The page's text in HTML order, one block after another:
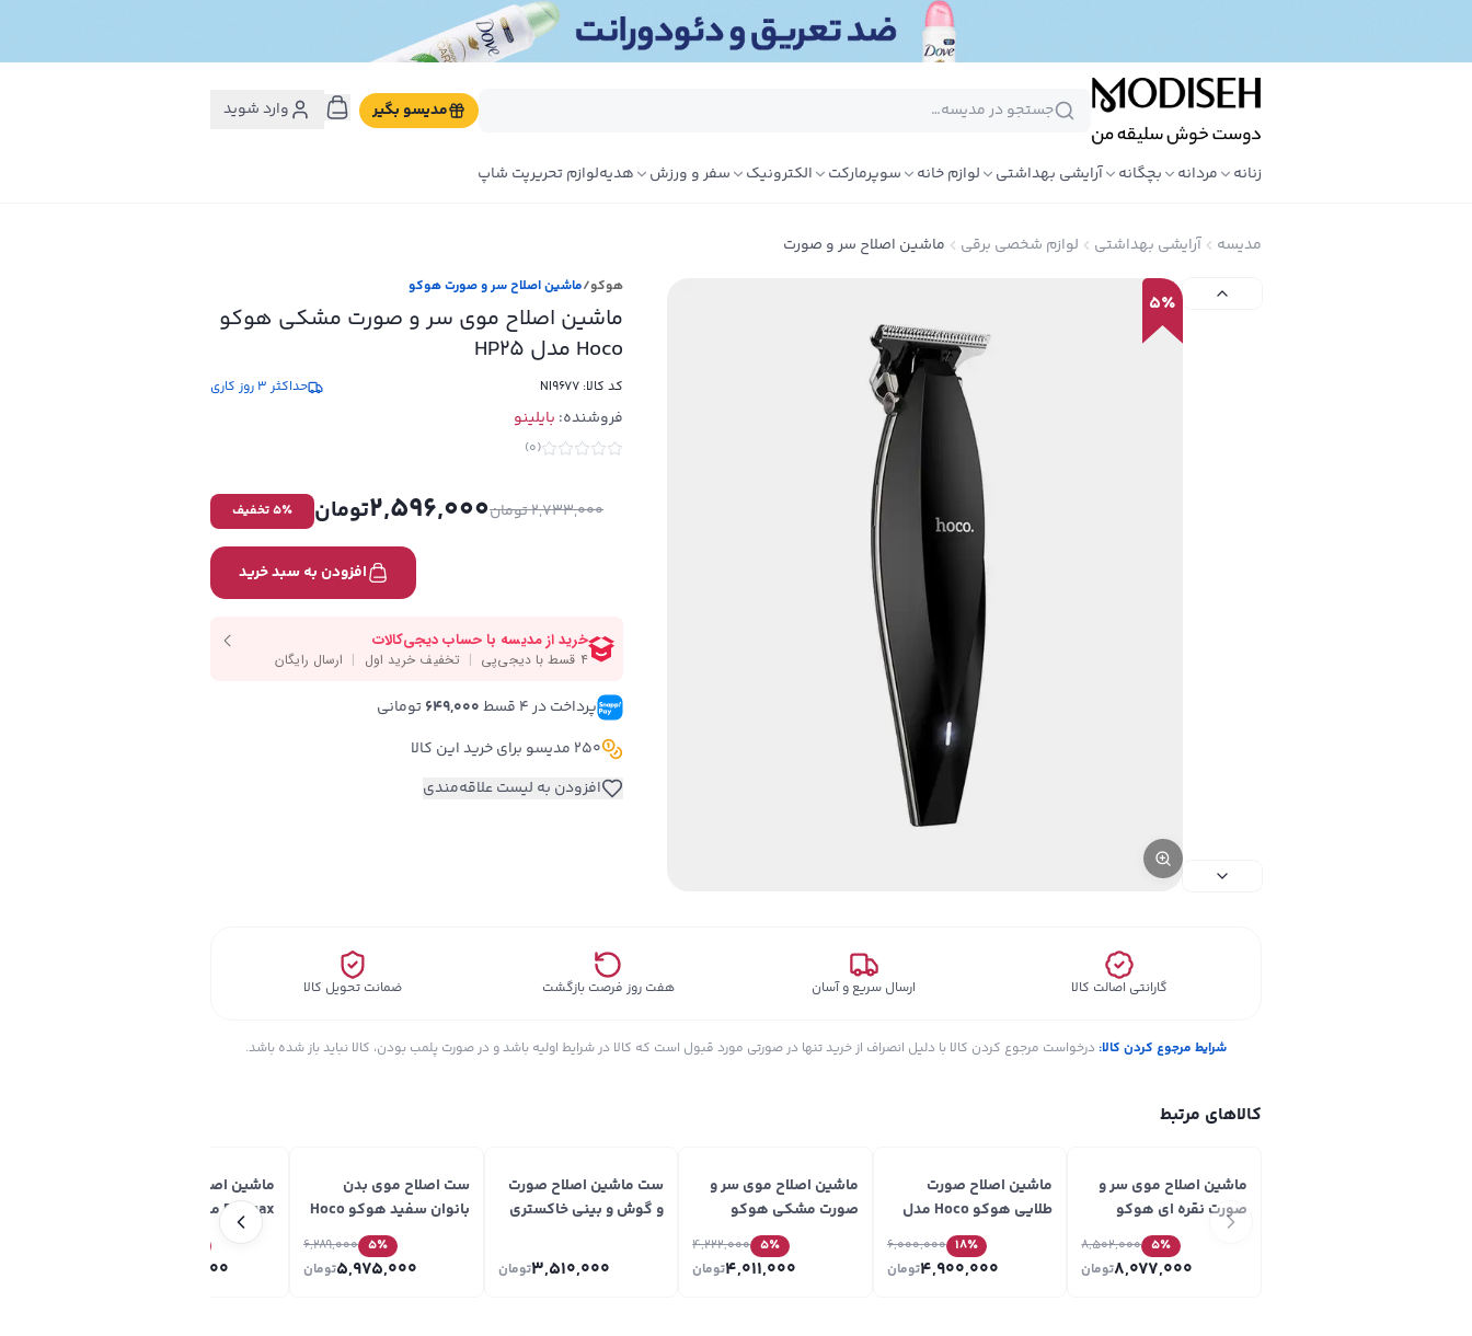
مدیسو بگیر وارد شوید
زنانه مردانه بچگانه آرایشی بهداشتی لوازم خانه سوپرمارکت الکترونیک سفر و ورزش هدیهلوازم تحریرپت شاپ
مدیسه آرایشی بهداشتی لوازم شخصی برقی ماشین اصلاح سر و صورت
5٪
هوکو/ماشین اصلاح سر و صورت هوکو
ماشین اصلاح موی سر و صورت مشکی هوکو
Hoco مدل HP25
کد کالا:NI9677 حداکثر 3 روز کاری
فروشنده: بایلینو
(
0
)
2,733,000تومان2,596,000تومان 5٪ تخفیف
افزودن به سبد خرید
پرداخت در ۴ قسط 649,000 تومانی
250 مدیسو برای خرید این کالا
افزودن به لیست علاقه‌مندی
گارانتی اصالت کالا ارسال سریع و آسان هفت روز فرصت بازگشت ضمانت تحویل کالا
شرایط مرجوع کردن کالا: درخواست مرجوع کردن کالا با دلیل انصراف از خرید تنها در صورتی مورد قبول است که کالا در شرایط اولیه باشد و در صورت پلمب بودن، کالا نباید باز شده باشد.
کالاهای مرتبط
ماشین اصلاح موی سر و
صورت نقره ای هوکو
Hoco مدل DAR45
5٪ 8,502,000
8,077,000تومان
ماشین اصلاح صورت
طلایی هوکو Hoco مدل
18٪ 6,000,000
4,900,000تومان
ماشین اصلاح موی سر و
صورت مشکی هوکو
5٪ 4,222,000
4,011,000تومان
ست ماشین اصلاح صورت
و گوش و بینی خاکستری
3,510,000تومان
ست اصلاح موی بدن
بانوان سفید هوکو Hoco
5٪ 6,289,000
5,975,000تومان
ماشین اصلاح پرومکس
Promax مدل 2226
10,044,000